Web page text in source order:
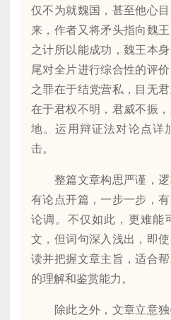
仅不为就魏国，甚至他心
来，作者又将矛头指向魏
之计所以能成功，魏王本
尾对全片进行综合性的评
之罪在于结党营私，目无
在于君权不明，君威不振
地。运用辩证法对论点详
击。
整篇文章构思严谨，逻
有论点开篇，一步一步，
论调。不仅如此，更难能
文，但词句深入浅出，即
读并把握文章主旨，适合
的理解和鉴赏能力。
除此之外，文章立意独